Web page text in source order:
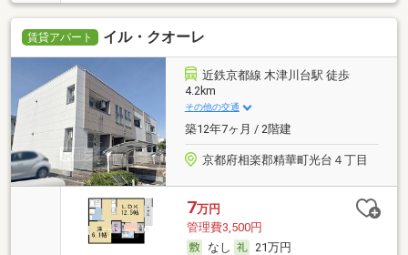
賃貸アパート イル・クオーレ
近鉄京都線 木津川台駅 徒歩
4.2km
その他の交通
築12年7ヶ月 / 2階建
京都府相楽郡精華町光台４丁目
7万円
管理費3,500円
なし
21万円